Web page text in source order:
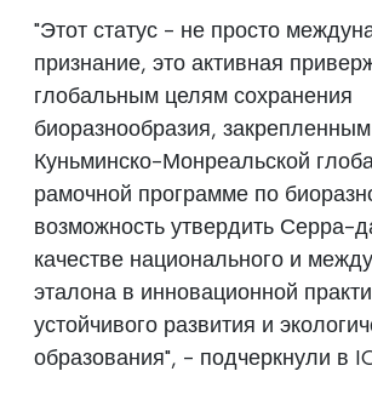
"Этот статус - не просто
признание, это активная
глобальным целям сохранения
биоразнообразия,
Куньминско-Монреальской
рамочной программе по
возможность утвердить Серра-
качестве национального и
эталона в инновационной
устойчивого развития и
образования", - подчеркнули в